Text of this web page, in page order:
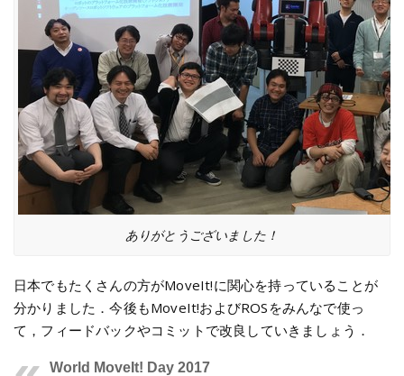
ありがとうございました！
日本でもたくさんの方がMoveIt!に関心を持っていることが
分かりました．今後もMoveIt!およびROSをみんなで使っ
て，フィードバックやコミットで改良していきましょう．
World MoveIt! Day 2017